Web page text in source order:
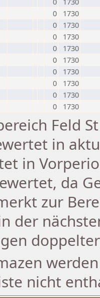
0
1730
0
1730
0
1730
0
1730
0
1730
0
1730
0
1730
0
1730
0 1730
Feld
in
in
da
zur
der
nicht